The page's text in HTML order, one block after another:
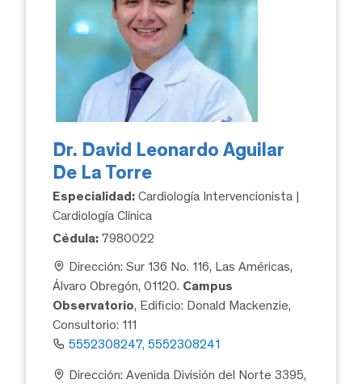
Dr. David Leonardo Aguilar
De La Torre
Especialidad: Cardiología Intervencionista |
Cardiología Clínica
Cédula: 7980022
Dirección: Sur 136 No. 116, Las Américas,
Álvaro Obregón, 01120. Campus
Observatorio, Edificio: Donald Mackenzie,
Consultorio: 111
5552308247, 5552308241
Dirección: Avenida División del Norte 3395,